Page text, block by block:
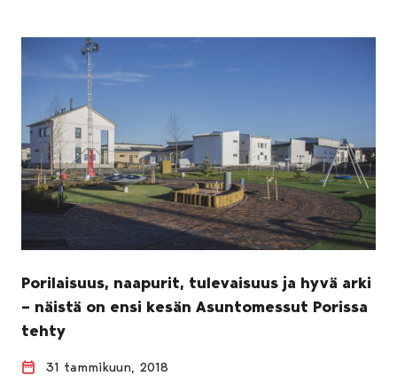
Porilaisuus, naapurit, tulevaisuus ja hyvä arki
– näistä on ensi kesän Asuntomessut Porissa
tehty
31 tammikuun, 2018